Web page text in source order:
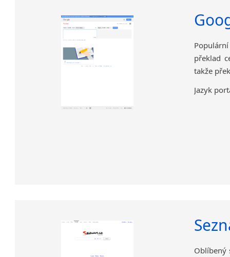
překlad
takže
Jazyk
Oblíbený